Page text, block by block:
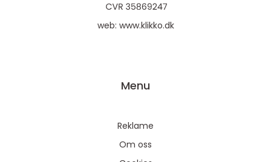
web: www.klikko.dk
Menu
Reklame
Om oss